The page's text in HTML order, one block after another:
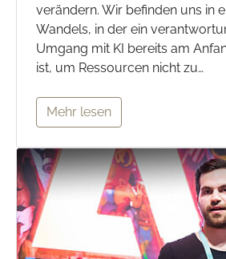
verändern. Wir befinden uns in
Wandels, in der ein
Umgang mit KI bereits am
ist, um Ressourcen nicht zu…
Mehr lesen